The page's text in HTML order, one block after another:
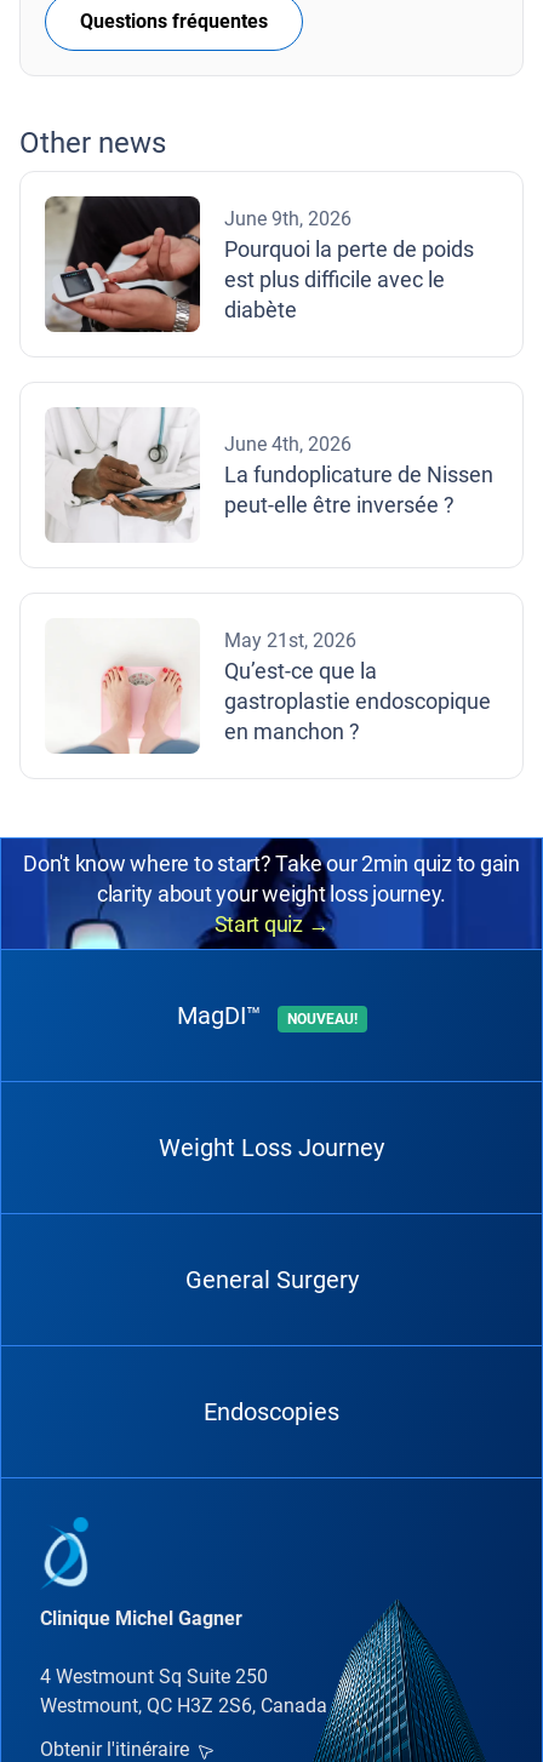
Questions fréquentes
Other news
June 9th, 2026
Pourquoi la perte de poids
est plus difficile avec le
diabète
June 4th, 2026
La fundoplicature de Nissen
peut-elle être inversée ?
May 21st, 2026
Qu’est-ce que la
gastroplastie endoscopique
en manchon ?
Don't know where to start? Take our 2min quiz to gain
clarity about your weight loss journey.
Start quiz →
MagDI™ NOUVEAU!
Weight Loss Journey
General Surgery
Endoscopies
Clinique Michel Gagner
4 Westmount Sq Suite 250
Westmount, QC H3Z 2S6, Canada
Obtenir l'itinéraire